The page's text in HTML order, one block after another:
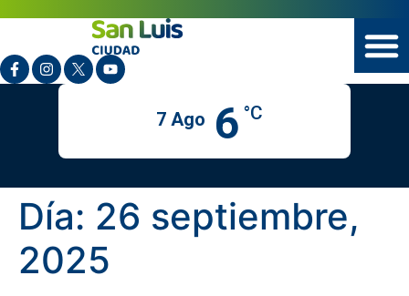
7 Ago 6 °C
Día: 26 septiembre,
2025